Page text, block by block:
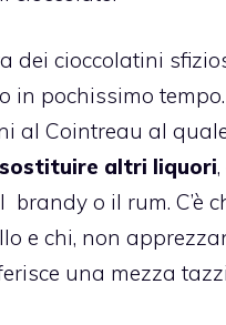
dei cioccolatini
in pochissimo
al Cointreau al
altri liquori
brandy o il rum. C’è
e chi, non
una mezza